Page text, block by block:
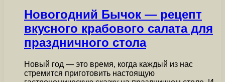
Новогодний Бычок — рецепт
вкусного крабового салата для
праздничного стола
Новый год — это время, когда каждый из нас
стремится приготовить настоящую